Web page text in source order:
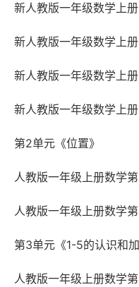
新人教版一年级数学上
新人教版一年级数学上
新人教版一年级数学上
新人教版一年级数学上
第2单元《位置》
人教版一年级上册数学
人教版一年级上册数学
第3单元《1-5的认识和加
人教版一年级上册数学